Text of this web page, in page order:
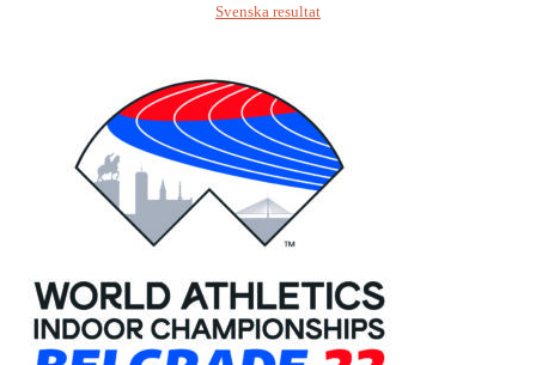
Svenska resultat